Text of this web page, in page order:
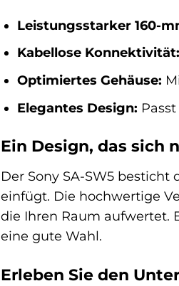
Leistungsstarker 160-
Kabellose Konnektivität:
Optimiertes Gehäuse:
Elegantes Design:
Ein Design, das sich
Der Sony SA-SW5
einfügt. Die hochwertige
die Ihren Raum aufwertet.
eine gute Wahl.
Erleben Sie den